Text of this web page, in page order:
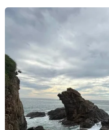
Cẩn trọng mất tiền
danh các thương
22/01/2024 02:23
Ngân hàng khuyến cáo